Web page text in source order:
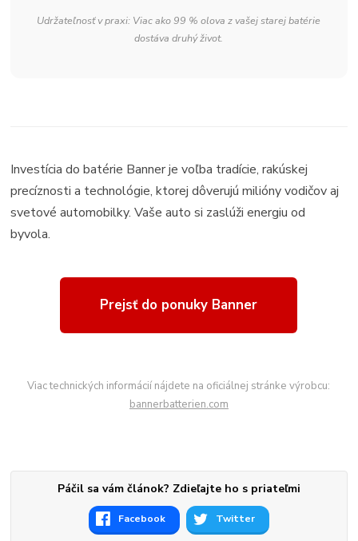
Udržateľnosť v praxi: Viac ako 99 % olova z vašej starej batérie
dostáva druhý život.
Investícia do batérie Banner je voľba tradície, rakúskej
precíznosti a technológie, ktorej dôverujú milióny vodičov aj
svetové automobilky. Vaše auto si zaslúži energiu od
byvola.
Prejsť do ponuky Banner
Viac technických informácií nájdete na oficiálnej stránke výrobcu:
bannerbatterien.com
Páčil sa vám článok? Zdieľajte ho s priateľmi
Facebook Twitter